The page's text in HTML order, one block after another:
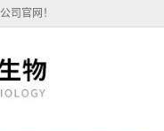
司官网！